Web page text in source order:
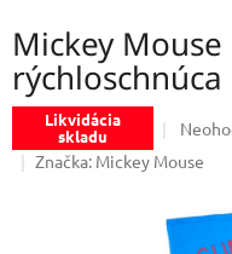
Mickey Mouse
rýchloschnúca
Likvidácia
skladu
0,0
Značka: Mickey Mouse